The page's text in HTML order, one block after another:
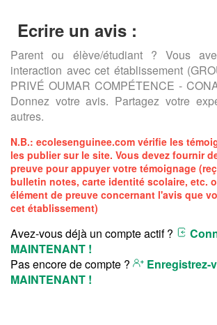
Ecrire un avis :
Parent ou élève/étudiant ? Vous
interaction avec cet établissement
PRIVÉ OUMAR COMPÉTENCE -
Donnez votre avis. Partagez votre
autres.
N.B.: ecolesenguinee.com vérifie les
les publier sur le site. Vous devez fournir
preuve pour appuyer votre témoignage
bulletin notes, carte identité scolaire, etc.
élément de preuve concernant l'avis que
cet établissement)
Avez-vous déjà un compte actif ?
MAINTENANT !
Pas encore de compte ?
Enregistrez-
MAINTENANT !